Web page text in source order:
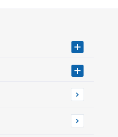
て（ネット決済）